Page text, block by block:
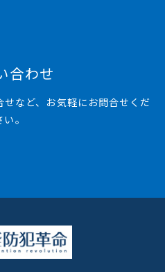
合わせ
など、お気軽にお問合せくだ
い。